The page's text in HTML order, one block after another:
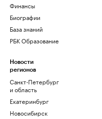
Финансы
Биографии
База знаний
РБК Образование
Новости
регионов
Санкт-Петербург
и область
Екатеринбург
Новосибирск